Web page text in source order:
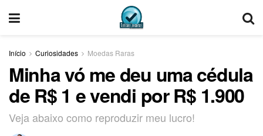
Início Curiosidades Moedas Raras
Minha vó me deu uma cédula
de R$ 1 e vendi por R$ 1.900
Veja abaixo como reproduzir meu lucro!